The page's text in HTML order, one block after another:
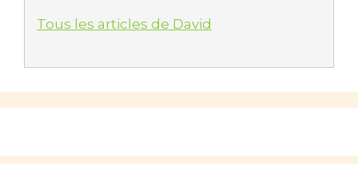
Tous les articles de David